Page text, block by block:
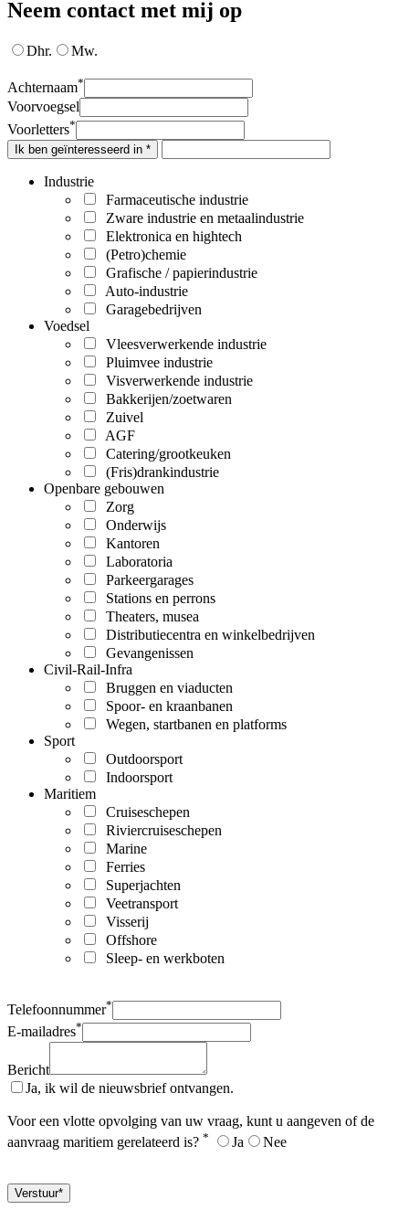
Neem contact met mij op
Dhr. Mw.
Achternaam*
Voorvoegsel
Voorletters*
Ik ben geïnteresseerd in *
Industrie
Farmaceutische industrie
Zware industrie en metaalindustrie
Elektronica en hightech
(Petro)chemie
Grafische / papierindustrie
Auto-industrie
Garagebedrijven
Voedsel
Vleesverwerkende industrie
Pluimvee industrie
Visverwerkende industrie
Bakkerijen/zoetwaren
Zuivel
AGF
Catering/grootkeuken
(Fris)drankindustrie
Openbare gebouwen
Zorg
Onderwijs
Kantoren
Laboratoria
Parkeergarages
Stations en perrons
Theaters, musea
Distributiecentra en winkelbedrijven
Gevangenissen
Civil-Rail-Infra
Bruggen en viaducten
Spoor- en kraanbanen
Wegen, startbanen en platforms
Sport
Outdoorsport
Indoorsport
Maritiem
Cruiseschepen
Riviercruiseschepen
Marine
Ferries
Superjachten
Veetransport
Visserij
Offshore
Sleep- en werkboten
Telefoonnummer*
E-mailadres*
Bericht
Ja, ik wil de nieuwsbrief ontvangen.
Voor een vlotte opvolging van uw vraag, kunt u aangeven of de
aanvraag maritiem gerelateerd is? * Ja Nee